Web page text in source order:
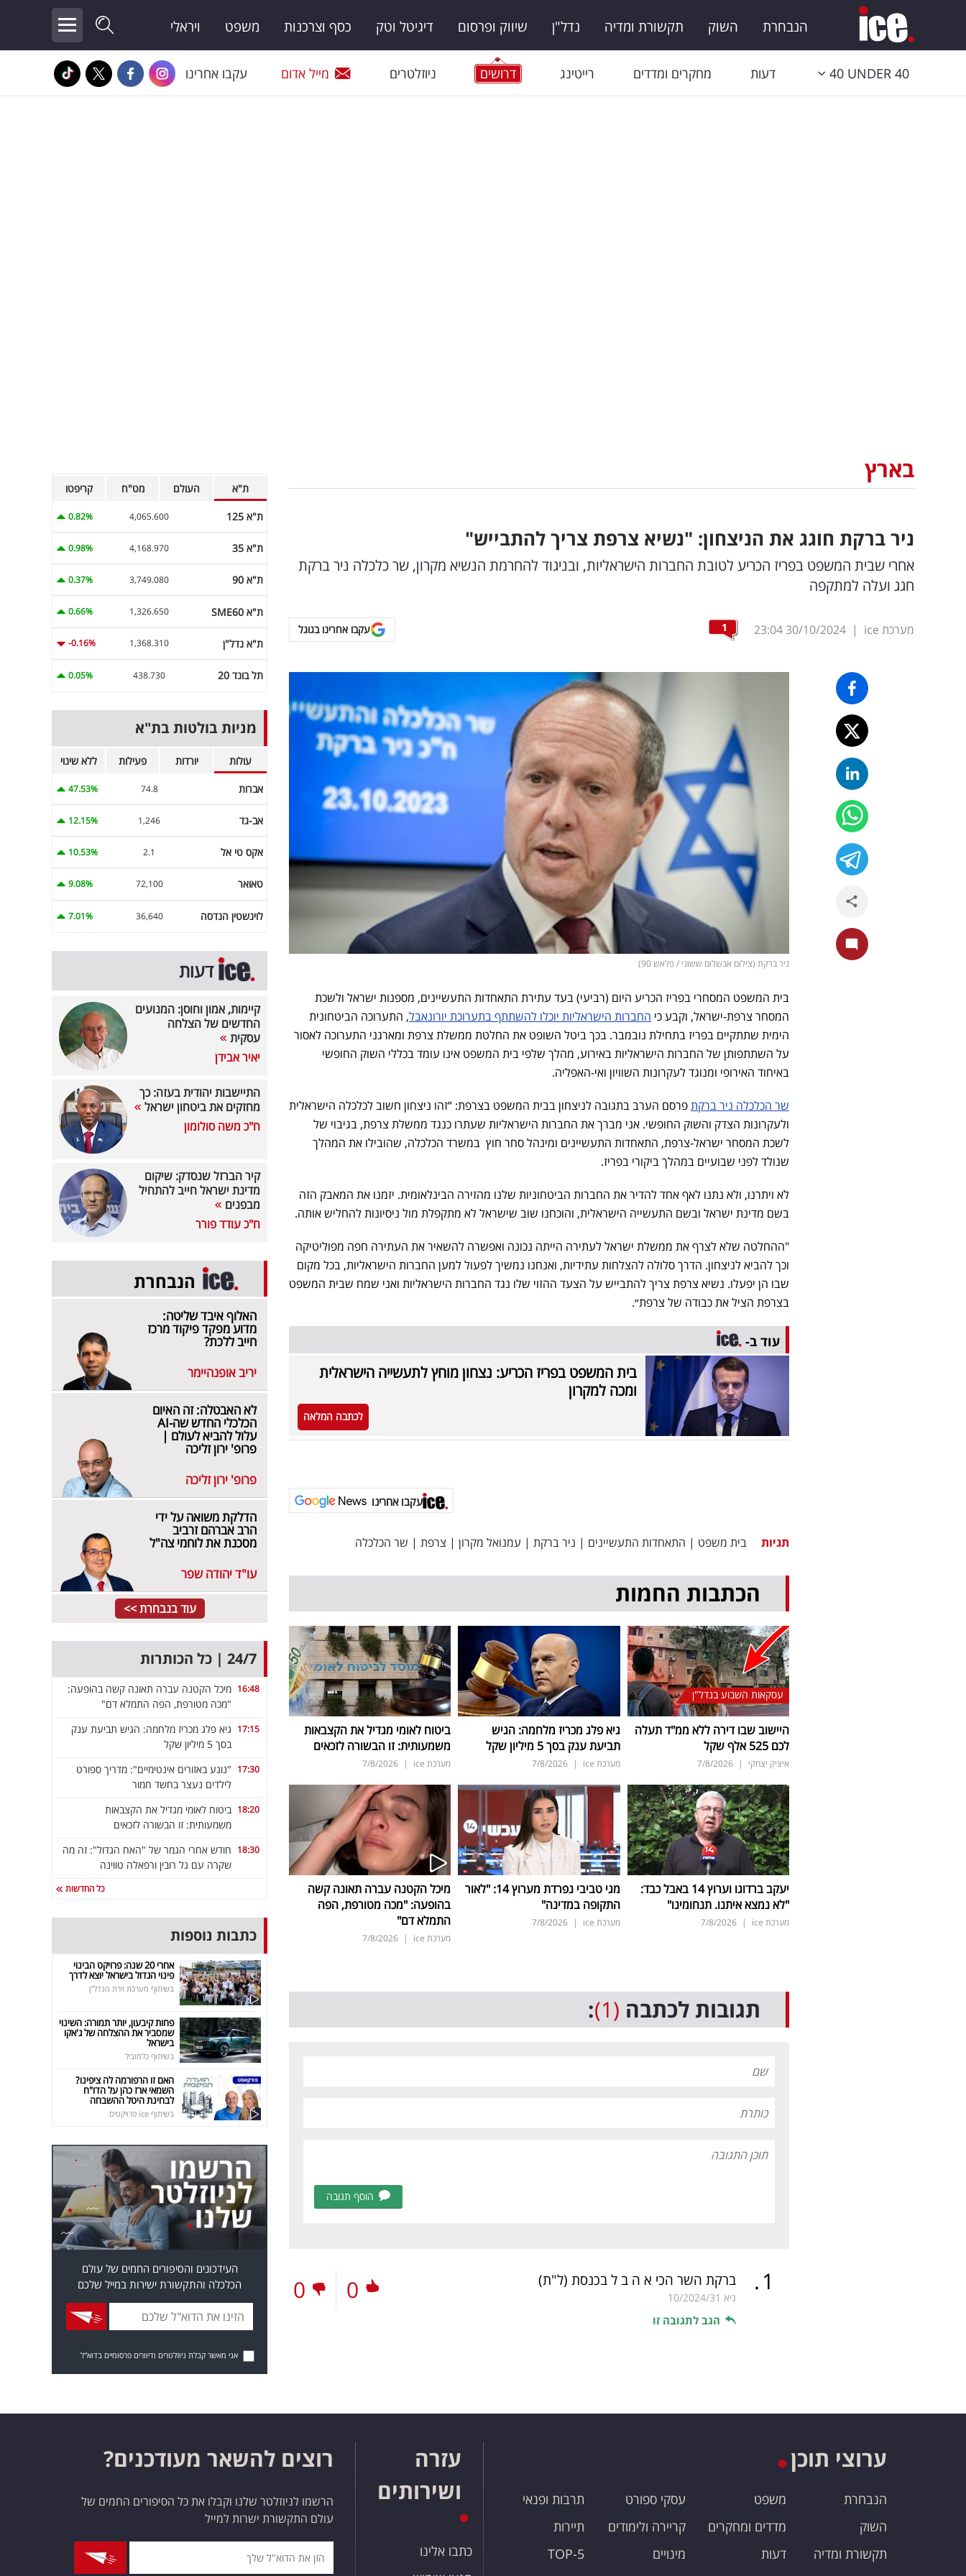
הנבחרת השוק תקשורת ומדיה נדל"ן שיווק ופרסום דיגיטל וטק כסף וצרכנות משפט ויראלי
40 UNDER 40 דעות מחקרים ומדדים רייטינג דרושים ניוזלטרים מייל אדום עקבו אחרינו
בארץ
ניר ברקת חוגג את הניצחון: "נשיא צרפת צריך להתבייש"
אחרי שבית המשפט בפריז הכריע לטובת החברות הישראליות, ובניגוד להחרמת הנשיא מקרון, שר כלכלה ניר ברקת
חגג ועלה למתקפה
מערכת ice |
30/10/2024
23:04
1 עקבו אחרינו בגוגל
ניר ברקת (צילום אבשלום ששוני / פלאש 90)
בית המשפט המסחרי בפריז הכריע היום (רביעי) בעד עתירת התאחדות התעשיינים, מספנות ישראל ולשכת
המסחר צרפת-ישראל, וקבע כי החברות הישראליות יוכלו להשתתף בתערוכת יורונאבל, התערוכה הביטחונית
הימית שתתקיים בפריז בתחילת נובמבר. בכך ביטל השופט את החלטת ממשלת צרפת ומארגני התערוכה לאסור
על השתתפותן של החברות הישראליות באירוע, מהלך שלפי בית המשפט אינו עומד בכללי השוק החופשי
באיחוד האירופי ומנוגד לעקרונות השוויון ואי-האפליה.
שר הכלכלה ניר ברקתפרסם הערב בתגובה לניצחון בבית המשפט בצרפת: “זהו ניצחון חשוב לכלכלה הישראלית
ולעקרונות הצדק והשוק החופשי. אני מברך את החברות הישראליות שעתרו כנגד ממשלת צרפת, בגיבוי של
לשכת המסחר ישראל-צרפת, התאחדות התעשיינים ומינהל סחר חוץ במשרד הכלכלה, שהובילו את המהלך
שנולד לפני שבועיים במהלך ביקורי בפריז.
לא ויתרנו, ולא נתנו לאף אחד להדיר את החברות הביטחוניות שלנו מהזירה הבינלאומית. יזמנו את המאבק הזה
בשם מדינת ישראל ובשם התעשייה הישראלית, והוכחנו שוב שישראל לא מתקפלת מול ניסיונות להחליש אותה.
"ההחלטה שלא לצרף את ממשלת ישראל לעתירה הייתה נכונה ואפשרה להשאיר את העתירה חפה מפוליטיקה
וכך להביא לניצחון. הדרך סלולה להצלחות עתידיות, ואנחנו נמשיך לפעול למען החברות הישראליות, בכל מקום
שבו הן יפעלו. נשיא צרפת צריך להתבייש על הצעד ההזוי שלו נגד החברות הישראליות ואני שמח שבית המשפט
בצרפת הציל את כבודה של צרפת״.
עוד ב-
בית המשפט בפריז הכריע: נצחון מוחץ לתעשייה הישראלית
ומכה למקרון
לכתבה המלאה
עקבו אחרינו
תגיות בית משפט | התאחדות התעשיינים | ניר ברקת | עמנואל מקרון | צרפת | שר הכלכלה
הכתבות החמות
עסקאות השבוע בנדל"ן
היישוב שבו דירה ללא ממ"ד תעלה
לכם 525 אלף שקל
איציק יצחקי |
7/8/2026
גיא פלג מכריז מלחמה: הגיש
תביעת ענק בסך 5 מיליון שקל
מערכת ice |
7/8/2026
ביטוח לאומי מגדיל את הקצבאות
משמעותית: זו הבשורה לזכאים
מערכת ice |
7/8/2026
יעקב ברדוגו וערוץ 14 באבל כבד:
"לא נמצא איתנו. תנחומינו"
מערכת ice |
7/8/2026
מגי טביבי נפרדת מערוץ 14: "לאור
התקופה במדינה"
מערכת ice |
7/8/2026
מיכל הקטנה עברה תאונה קשה
בהופעה: "מכה מטורפת, הפה
התמלא דם"
מערכת ice |
7/8/2026
תגובות לכתבה (1)
:
הוסף תגובה
1
. ברקת השר הכי א ה ב ל בכנסת (ל"ת)
גיא 10/2024/31
הגב לתגובה זו
0
0
ת"א העולם מט"ח קריפטו
ת"א 125 4,065.600
0.82%
ת"א 35 4,168.970
0.98%
ת"א 90 3,749.080
0.37%
ת"א SME60 1,326.650
0.66%
ת"א נדל"ן 1,368.310
-0.16%
תל בונד 20 438.730
0.05%
מניות בולטות בת"א
עולות יורדות פעילות ללא שינוי
אברות 74.8
47.53%
אב-גד 1,246
12.15%
אקס טי אל 2.1
10.53%
טאואר 72,100
9.08%
לוינשטין הנדסה 36,640
7.01%
דעות
קיימות, אמון וחוסן: המנועים
החדשים של הצלחה
עסקית
יאיר אבידן
התיישבות יהודית בעזה: כך
מחזקים את ביטחון ישראל
ח"כ משה סולומון
קיר הברזל שנסדק: שיקום
מדינת ישראל חייב להתחיל
מבפנים
ח"כ עודד פורר
הנבחרת
האלוף איבד שליטה:
מדוע מפקד פיקוד מרכז
חייב ללכת?
יריב אופנהיימר
לא האבטלה: זה האיום
הכלכלי החדש שה-AI
עלול להביא לעולם |
פרופ' ירון זליכה
פרופ' ירון זליכה
הדלקת משואה על ידי
הרב אברהם זרביב
מסכנת את לוחמי צה"ל
עו"ד יהודה שפר
עוד בנבחרת >>
24/7 | כל הכותרות
16:48 מיכל הקטנה עברה תאונה קשה בהופעה:
"מכה מטורפת, הפה התמלא דם"
17:15 גיא פלג מכריז מלחמה: הגיש תביעת ענק
בסך 5 מיליון שקל
17:30 "נוגע באזורים אינטימיים": מדריך ספורט
לילדים נעצר בחשד חמור
18:20 ביטוח לאומי מגדיל את הקצבאות
משמעותית: זו הבשורה לזכאים
18:30 חודש אחרי הגמר של "האח הגדול": זה מה
שקרה עם גל רובין ורפאלה טווינה
כל החדשות
כתבות נוספות
אחרי 20 שנה: פרויקט הבינוי
פינוי הגדול בישראל יוצא לדרך
בשיתוף מערכת זירת הנדל"ן
פחות קיבעון, יותר תמורה: השינוי
שמסביר את ההצלחה של ג'אקו
בישראל
בשיתוף כלמוביל
האם זו הרפורמה לה ציפינו?
השמאי ארז כהן על הדו"ח
לבחינת היטל ההשבחה
בשיתוף ice פרויקטים
העידכונים והסיפורים החמים של עולם
הכלכלה והתקשורת ישירות במייל שלכם
אני מאשר קבלת ניוזלטרים ודיוורים פרסומיים בדוא"ל
ערוצי תוכן
הנבחרת
השוק
תקשורת ומדיה
משפט
מדדים ומחקרים
דעות
עסקי ספורט
קריירה ולימודים
מינויים
תרבות ופנאי
תיירות
TOP-5
עזרה
ושירותים
כתבו אלינו
רוצים להשאר מעודכנים?
הרשמו לניוזלטר שלנו וקבלו את כל הסיפורים החמים של
עולם התקשורת ישרות למייל